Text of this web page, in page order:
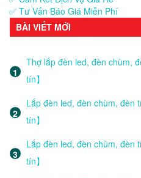
✅ Tư Vấn Báo Giá Miễn Phí
BÀI VIẾT MỚI
Thợ lắp đèn led, đèn chùm,
tín】
Lắp đèn led, đèn chùm, đèn
tín】
Lắp đèn led, đèn chùm, đèn
tín】